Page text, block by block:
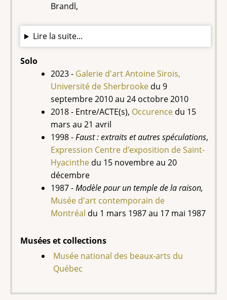
Brandl,
Lire la suite...
Solo
2023 - Galerie d'art Antoine Sirois,
Université de Sherbrooke du 9
septembre 2010 au 24 octobre 2010
2018 - Entre/ACTE(s), Occurence du 15
mars au 21 avril
1998 -Faust : extraits et autres spéculations,
Expression Centre d’exposition de Saint-
Hyacinthe du 15 novembre au 20
décembre
1987 -Modèle pour un temple de la raison,
Musée d'art contemporain de
Montréal du 1 mars 1987 au 17 mai 1987
Musées et collections
Musée national des beaux-arts du
Québec